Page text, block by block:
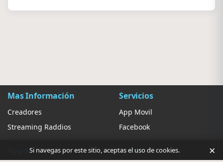
Mas Información
Creadores
Streaming Raddios
Servicios
App Movil
Facebook
Ayuda Ajustes
Si navegas por este sitio, aceptas el uso de cookies. ×